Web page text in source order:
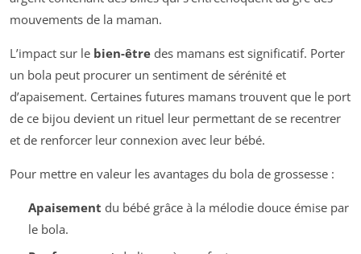
mouvements de la maman.
L’impact sur le bien-être des mamans est significatif. Porter
un bola peut procurer un sentiment de sérénité et
d’apaisement. Certaines futures mamans trouvent que le port
de ce bijou devient un rituel leur permettant de se recentrer
et de renforcer leur connexion avec leur bébé.
Pour mettre en valeur les avantages du bola de grossesse :
Apaisement du bébé grâce à la mélodie douce émise par
le bola.